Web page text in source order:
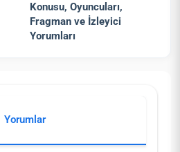
Konusu, Oyuncuları,
Fragman ve İzleyici
Yorumları
Yorumlar